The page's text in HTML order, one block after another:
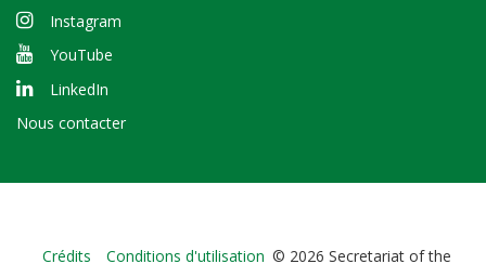
Instagram
YouTube
LinkedIn
Nous contacter
Crédits Conditions d'utilisation © 2026 Secretariat of the